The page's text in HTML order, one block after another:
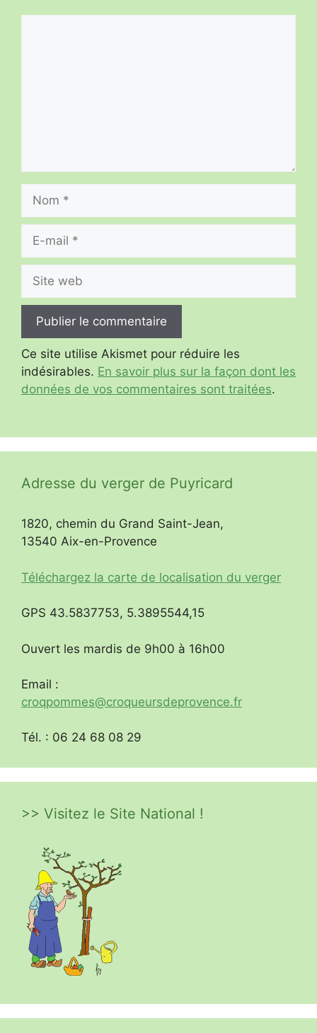
mail
web
Ce site utilise Akismet pour réduire les
indésirables. En savoir plus sur la façon dont les
données de vos commentaires sont traitées.
Adresse du verger de Puyricard
1820, chemin du Grand Saint-Jean,
13540 Aix-en-Provence
Téléchargez la carte de localisation du verger
GPS 43.5837753, 5.3895544,15
Ouvert les mardis de 9h00 à 16h00
Email :
croqpommes@croqueursdeprovence.fr
Tél. : 06 24 68 08 29
>> Visitez le Site National !